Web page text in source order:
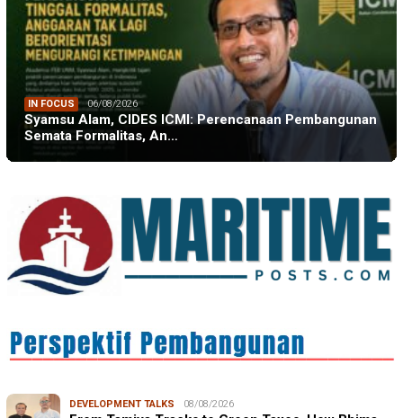
IN FOCUS 06/08/2026
Syamsu Alam, CIDES ICMI: Perencanaan Pembangunan
Semata Formalitas, An…
DEVELOPMENT TALKS 08/08/2026